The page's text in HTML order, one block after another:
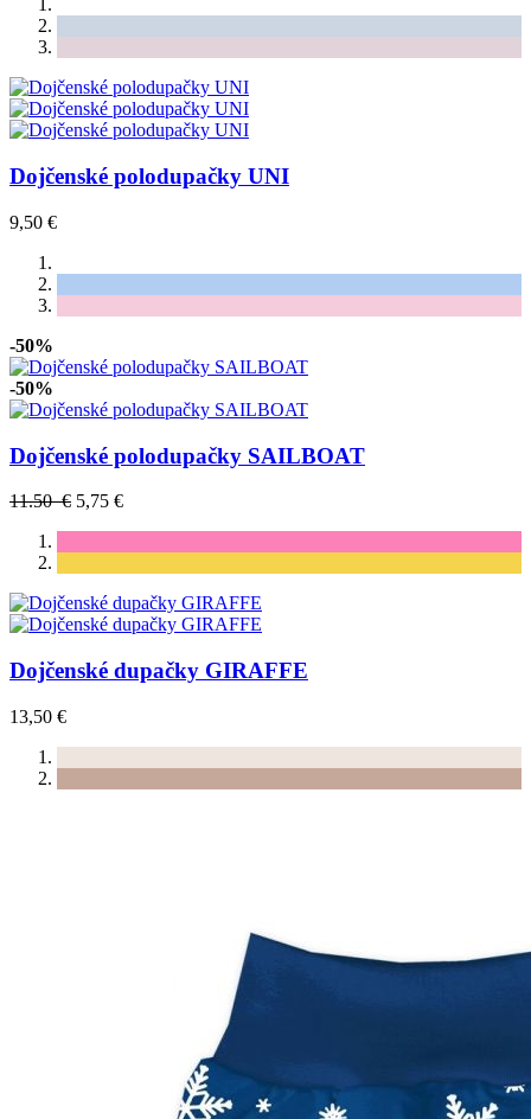
Dojčenské polodupačky UNI
9,50 €
-50%
-50%
Dojčenské polodupačky SAILBOAT
11.50 € 5,75 €
Dojčenské dupačky GIRAFFE
13,50 €